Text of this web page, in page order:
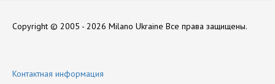
Copyright © 2005 - 2026 Milano Ukraine Все права защищены.
Контактная информация